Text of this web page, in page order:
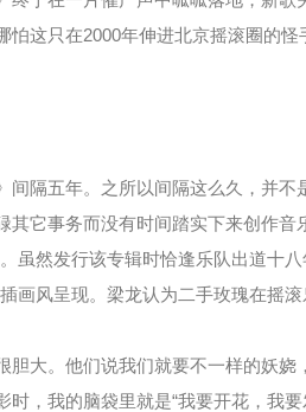
这只在2000年伸进北京摇滚圈的怪
隔五年。之所以间隔这么久，并不
它事务而没有时间踏实下来创作音
虽然发行该专辑时恰逢乐队出道十
画风呈现。梁龙认为二手玫瑰在摇
大。他们说我们就要不一样的妖娆
，我的脑袋里就是“我要开花，我要